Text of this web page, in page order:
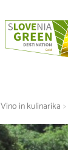
Vino in kulinarika >